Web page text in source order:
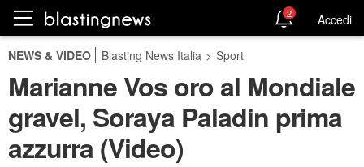
2 Accedi
NEWS & VIDEO Blasting News Italia > Sport
Marianne Vos oro al Mondiale
gravel, Soraya Paladin prima
azzurra (Video)